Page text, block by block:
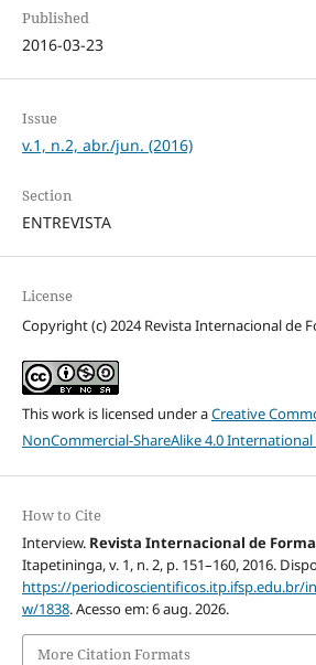
Published
2016-03-23
Issue
v.1, n.2, abr./jun. (2016)
Section
ENTREVISTA
License
Copyright (c) 2024 Revista Internacional de
This work is licensed under aCreative
NonCommercial-ShareAlike 4.0 International
How to Cite
Interview. Revista Internacional de
Itapetininga, v. 1, n. 2, p. 151–160, 2016.
https://periodicoscientificos.itp.ifsp.edu.br/
w/1838. Acesso em: 6 aug. 2026.
More Citation Formats